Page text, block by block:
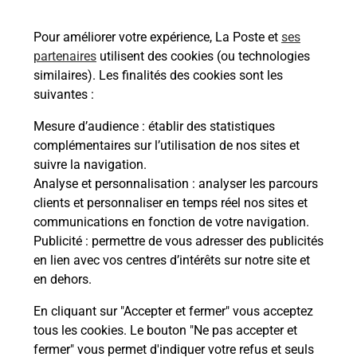
Pour améliorer votre expérience, La Poste et ses
partenaires utilisent des cookies (ou technologies
similaires). Les finalités des cookies sont les
suivantes :
Mesure d’audience : établir des statistiques
complémentaires sur l’utilisation de nos sites et
suivre la navigation.
Analyse et personnalisation : analyser les parcours
clients et personnaliser en temps réel nos sites et
communications en fonction de votre navigation.
Publicité : permettre de vous adresser des publicités
en lien avec vos centres d’intérêts sur notre site et
en dehors.
En cliquant sur "Accepter et fermer" vous acceptez
tous les cookies. Le bouton "Ne pas accepter et
fermer" vous permet d'indiquer votre refus et seuls
En savoir plus
Malin !
La Poste
en ligne
Ouvert 24h/24
En savoir plus